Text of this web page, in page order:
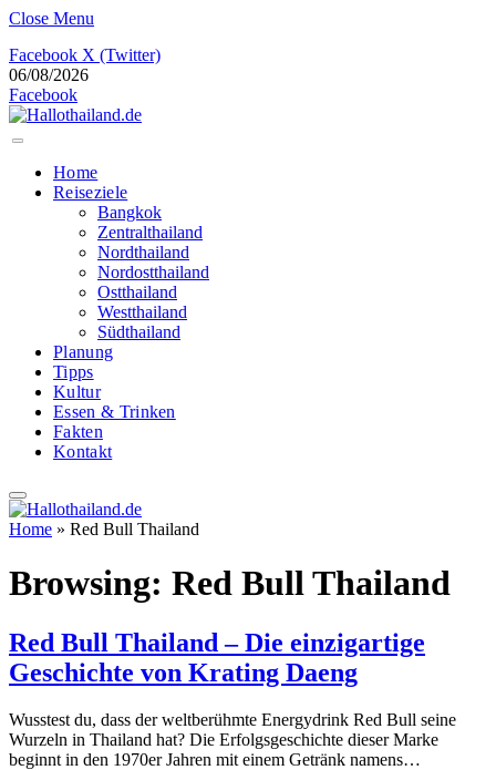
Close Menu
Facebook X (Twitter)
06/08/2026
Facebook
Home
Reiseziele
Bangkok
Zentralthailand
Nordthailand
Nordostthailand
Ostthailand
Westthailand
Südthailand
Planung
Tipps
Kultur
Essen & Trinken
Fakten
Kontakt
Home » Red Bull Thailand
Browsing: Red Bull Thailand
Red Bull Thailand – Die einzigartige
Geschichte von Krating Daeng
Wusstest du, dass der weltberühmte Energydrink Red Bull seine
Wurzeln in Thailand hat? Die Erfolgsgeschichte dieser Marke
beginnt in den 1970er Jahren mit einem Getränk namens…